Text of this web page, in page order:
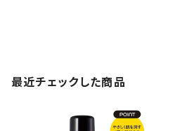
最近チェックした商品